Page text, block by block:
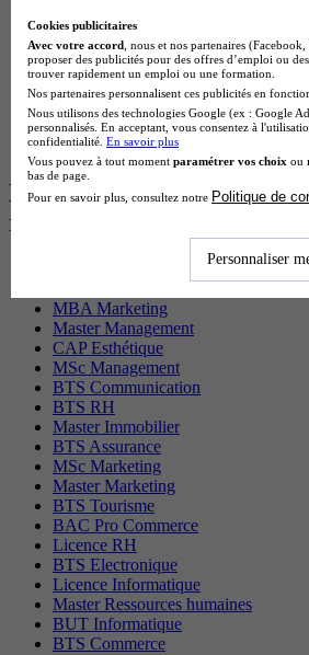
BTS Gpn en alternance
BTS Domotique en alternance
BAC Pro Agora en alternance
BTS Sta en alternance
BTS Iris en alternance
BTS Tpl en alternance
BTS Ati en alternance
Les diplômes par filière
recherchés
MBA Marketing
Master Management
CAP Esthétique
MSc Management
BTS Communication
BTS RH
Master Immobilier
BTS Assurance
MSc Marketing
Master Marketing
BTS Tourisme
BAC Pro Commerce
Licence RH
BTS Electronique
Licence Informatique
Master Ressources humaines
BUT Informatique
BTS Commerce
Cookies publicitaires
Avec votre accord , nous et nos partenaires
proposer des publicités pour des offres d’emploi ou
trouver rapidement un emploi ou une formation.
Nos partenaires personnalisent ces publicités en
Nous utilisons des technologies Google (ex : Google
personnalisés. En acceptant, vous consentez à
confidentialité. En savoir plus
Vous pouvez à tout moment paramétrer vos choix ou
bas de page.
Pour en savoir plus, consultez notre Politique de
Personnaliser